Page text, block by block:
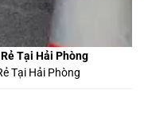
Tại Hải Phòng
Tại Hải Phòng